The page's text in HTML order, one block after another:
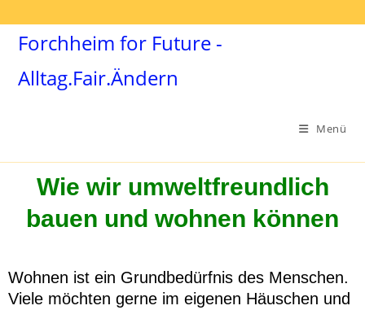
Forchheim for Future -
Alltag.Fair.Ändern
Menü
Wie wir umweltfreundlich
bauen und wohnen können
Wohnen ist ein Grundbedürfnis des Menschen.
Viele möchten gerne im eigenen Häuschen und